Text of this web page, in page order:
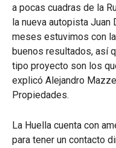
a pocas cuadras de la
la nueva autopista
meses estuvimos con
buenos resultados, así
tipo proyecto son los
explicó Alejandro
Propiedades.
La Huella cuenta con
para tener un contacto